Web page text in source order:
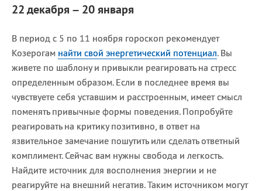
22 декабря – 20 января
В период с 5 по 11 ноября гороскоп рекомендует
Козерогам найти свой энергетический потенциал. Вы
живете по шаблону и привыкли реагировать на стресс
определенным образом. Если в последнее время вы
чувствуете себя уставшим и расстроенным, имеет смысл
поменять привычные формы поведения. Попробуйте
реагировать на критику позитивно, в ответ на
язвительное замечание пошутить или сделать ответный
комплимент. Сейчас вам нужны свобода и легкость.
Найдите источник для восполнения энергии и не
реагируйте на внешний негатив. Таким источником могут